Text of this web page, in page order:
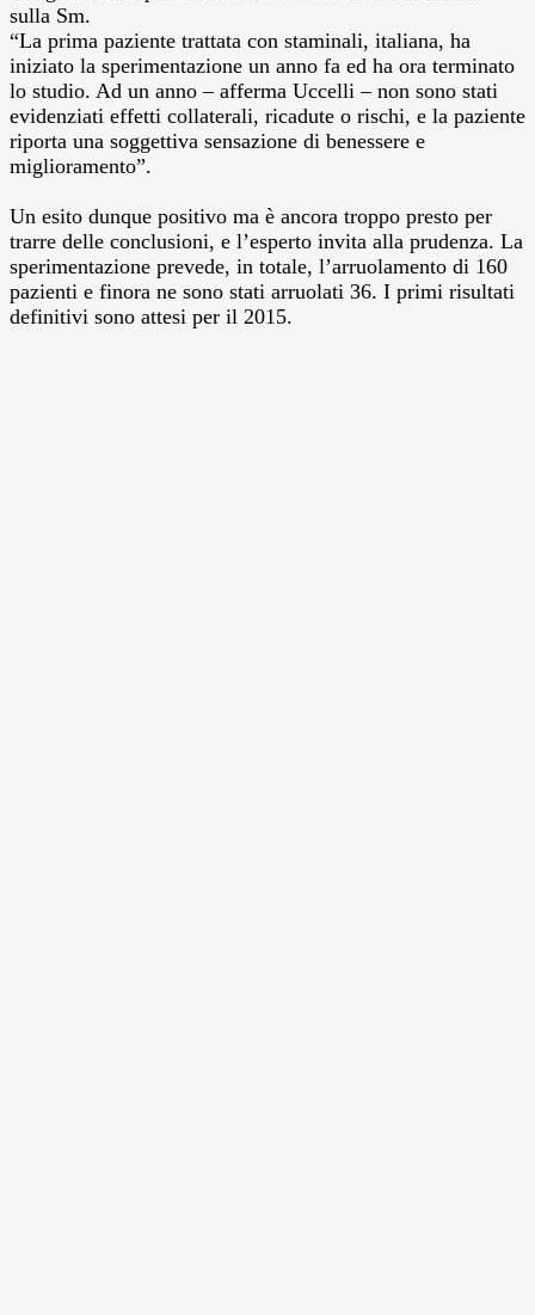
sulla Sm.
“La prima paziente trattata con staminali, italiana, ha
iniziato la sperimentazione un anno fa ed ha ora terminato
lo studio. Ad un anno – afferma Uccelli – non sono stati
evidenziati effetti collaterali, ricadute o rischi, e la paziente
riporta una soggettiva sensazione di benessere e
miglioramento”.
Un esito dunque positivo ma è ancora troppo presto per
trarre delle conclusioni, e l’esperto invita alla prudenza. La
sperimentazione prevede, in totale, l’arruolamento di 160
pazienti e finora ne sono stati arruolati 36. I primi risultati
definitivi sono attesi per il 2015.